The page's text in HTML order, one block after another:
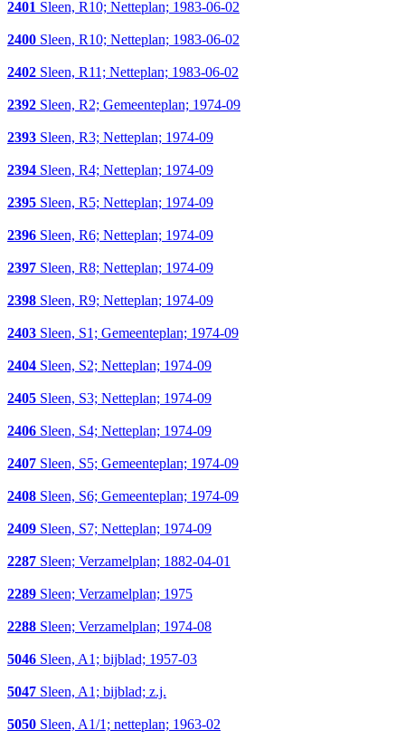
2401 Sleen, R10; Netteplan; 1983-06-02
2400 Sleen, R10; Netteplan; 1983-06-02
2402 Sleen, R11; Netteplan; 1983-06-02
2392 Sleen, R2; Gemeenteplan; 1974-09
2393 Sleen, R3; Netteplan; 1974-09
2394 Sleen, R4; Netteplan; 1974-09
2395 Sleen, R5; Netteplan; 1974-09
2396 Sleen, R6; Netteplan; 1974-09
2397 Sleen, R8; Netteplan; 1974-09
2398 Sleen, R9; Netteplan; 1974-09
2403 Sleen, S1; Gemeenteplan; 1974-09
2404 Sleen, S2; Netteplan; 1974-09
2405 Sleen, S3; Netteplan; 1974-09
2406 Sleen, S4; Netteplan; 1974-09
2407 Sleen, S5; Gemeenteplan; 1974-09
2408 Sleen, S6; Gemeenteplan; 1974-09
2409 Sleen, S7; Netteplan; 1974-09
2287 Sleen; Verzamelplan; 1882-04-01
2289 Sleen; Verzamelplan; 1975
2288 Sleen; Verzamelplan; 1974-08
5046 Sleen, A1; bijblad; 1957-03
5047 Sleen, A1; bijblad; z.j.
5050 Sleen, A1/1; netteplan; 1963-02